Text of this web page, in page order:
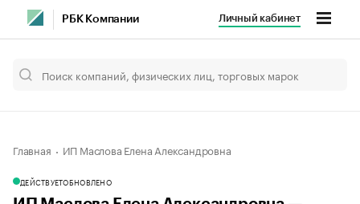
РБК Компании Личный кабинет
Главная ИП Маслова Елена Александровна
ДЕЙСТВУЕТОБНОВЛЕНО